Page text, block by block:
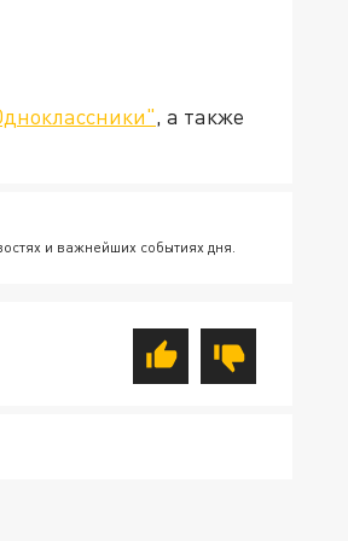
, а также
и важнейших событиях дня.